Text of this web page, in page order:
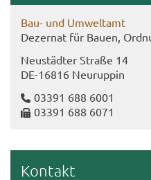
Bau- und Um­welt­amt
De­zer­nat für Bauen,
Neu­städ­ter Stra­ße 14
DE-​16816 Neu­rup­pin
03391 688 6001
03391 688 6071
Kon­takt